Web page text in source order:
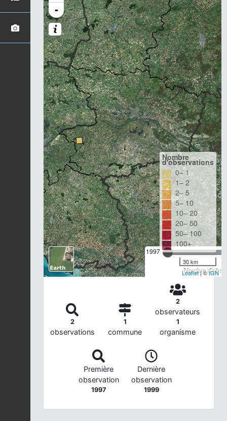
-
1997
Nombre
Nombre
d'observations
0– 1
1– 2
2– 5
5– 10
10– 20
20– 50
50– 100
100+
30 km
Leaflet| ©IGN
2
observations
1
commune
2
observateurs
1
organisme
Première
observation
1997
Dernière
observation
1999